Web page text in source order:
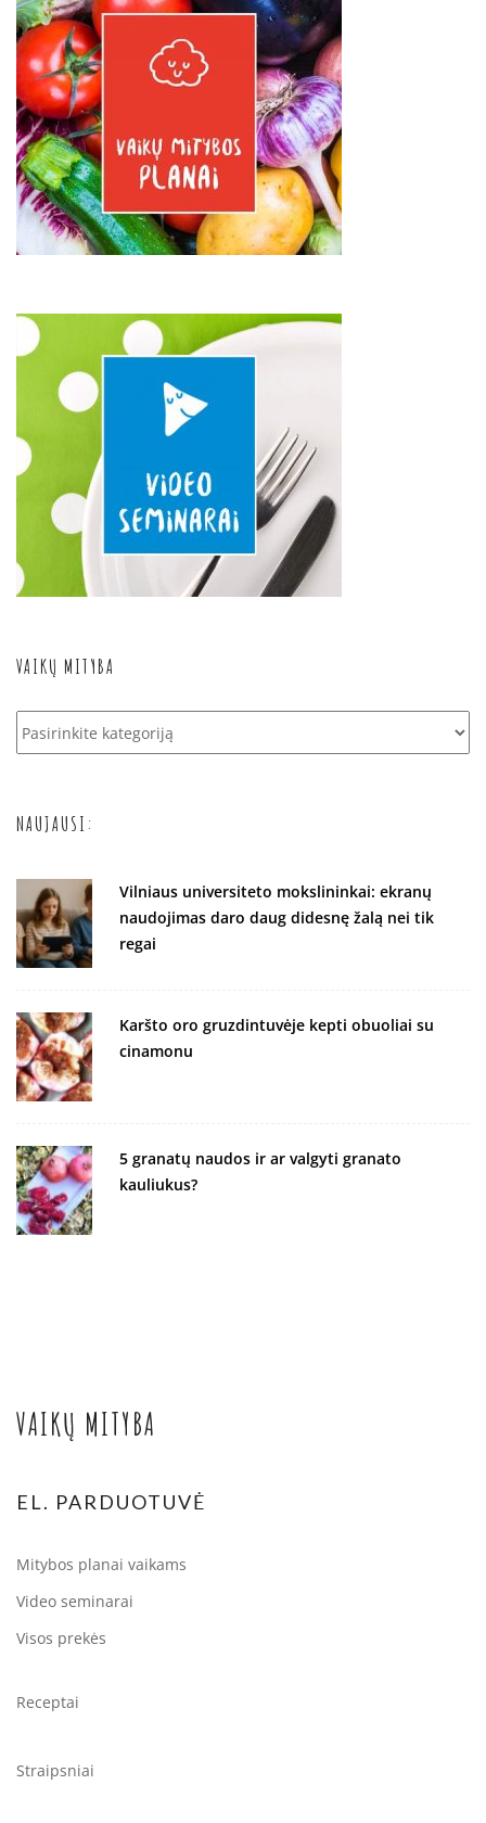
VAIKŲ MITYBA
mityba
NAUJAUSI:
Vilniaus universiteto mokslininkai: ekranų
naudojimas daro daug didesnę žalą nei tik
regai
Karšto oro gruzdintuvėje kepti obuoliai su
cinamonu
5 granatų naudos ir ar valgyti granato
kauliukus?
VAIKŲ MITYBA
EL. PARDUOTUVĖ
Mitybos planai vaikams
Video seminarai
Visos prekės
Receptai
Straipsniai